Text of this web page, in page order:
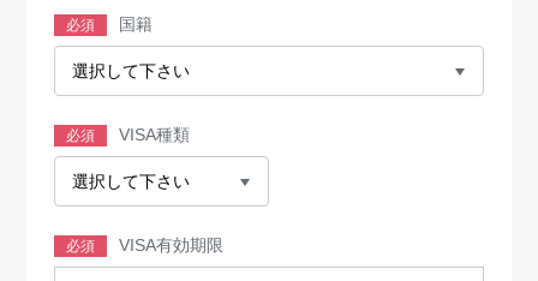
必須 国籍
必須 VISA種類
必須 VISA有効期限